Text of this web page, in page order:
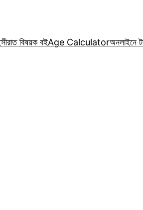
সীরাত বিষয়ক বইAge Calculatorঅনলাইনে